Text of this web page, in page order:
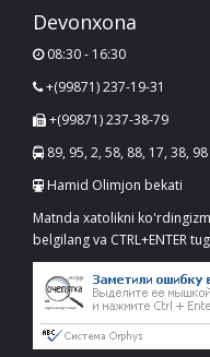
Devonxona
08:30 - 16:30
+(99871) 237-19-31
+(99871) 237-38-79
89, 95, 2, 58, 88, 17, 38, 98
Hamid Olimjon bekati
Matnda xatolikni
belgilang va CTRL+ENTER